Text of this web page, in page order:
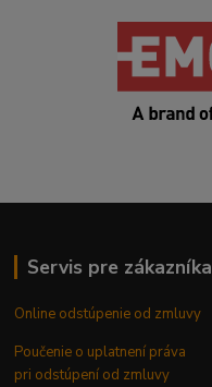
Servis pre zákazníka
Online odstúpenie od zmluvy
Poučenie o uplatnení práva
pri odstúpení od zmluvy